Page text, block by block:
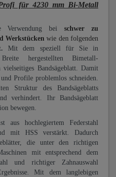
für 4230 mm Bi-Metall
Verwendung beischwer zu
Werkstücken wie den folgenden
Mit dem speziell für Sie in
hergestellten Bimetall-
Bandsägeblatt. Damit
Profile problemlos schneiden.
Struktur des Bandsägeblatts
verhindert. Ihr Bandsägeblatt
bewegen.
aus hochlegiertem Federstahl
mit HSS verstärkt. Dadurch
die unter den richtigen
mit entsprechend dem
und richtiger Zahnauswahl
Mit dem langlebigen